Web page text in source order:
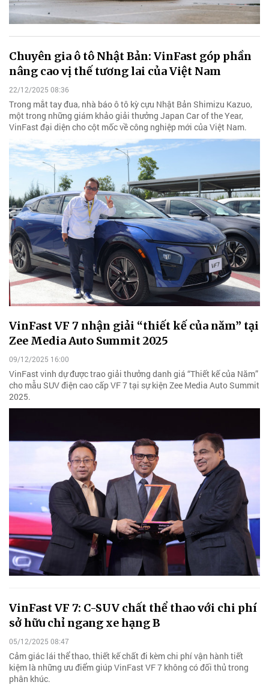
Chuyên gia ô tô Nhật Bản: VinFast góp phần
nâng cao vị thế tương lai của Việt Nam
22/12/2025 08:36
Trong mắt tay đua, nhà báo ô tô kỳ cựu Nhật Bản Shimizu Kazuo,
một trong những giám khảo giải thưởng Japan Car of the Year,
VinFast đại diện cho cột mốc về công nghiệp mới của Việt Nam.
VinFast VF 7 nhận giải “thiết kế của năm” tại
Zee Media Auto Summit 2025
09/12/2025 16:00
VinFast vinh dự được trao giải thưởng danh giá “Thiết kế của Năm”
cho mẫu SUV điện cao cấp VF 7 tại sự kiện Zee Media Auto Summit
2025.
VinFast VF 7: C-SUV chất thể thao với chi phí
sở hữu chỉ ngang xe hạng B
05/12/2025 08:47
Cảm giác lái thể thao, thiết kế chất đi kèm chi phí vận hành tiết
kiệm là những ưu điểm giúp VinFast VF 7 không có đối thủ trong
phân khúc.